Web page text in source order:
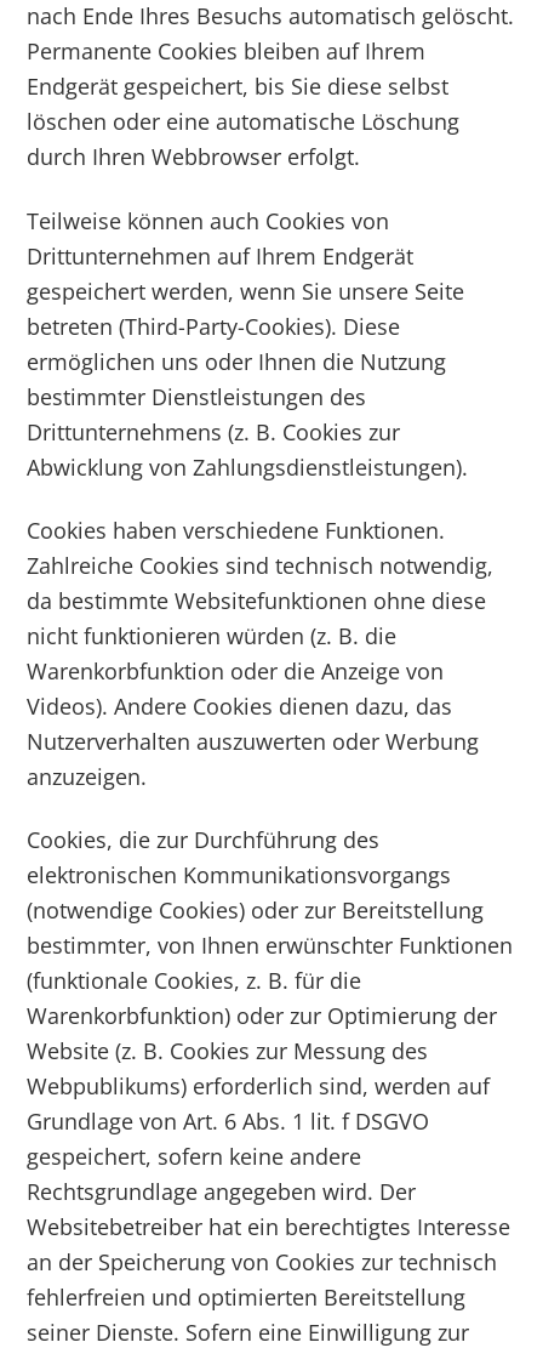
nach Ende Ihres Besuchs automatisch gelöscht.
Permanente Cookies bleiben auf Ihrem
Endgerät gespeichert, bis Sie diese selbst
löschen oder eine automatische Löschung
durch Ihren Webbrowser erfolgt.
Teilweise können auch Cookies von
Drittunternehmen auf Ihrem Endgerät
gespeichert werden, wenn Sie unsere Seite
betreten (Third-Party-Cookies). Diese
ermöglichen uns oder Ihnen die Nutzung
bestimmter Dienstleistungen des
Drittunternehmens (z. B. Cookies zur
Abwicklung von Zahlungsdienstleistungen).
Cookies haben verschiedene Funktionen.
Zahlreiche Cookies sind technisch notwendig,
da bestimmte Websitefunktionen ohne diese
nicht funktionieren würden (z. B. die
Warenkorbfunktion oder die Anzeige von
Videos). Andere Cookies dienen dazu, das
Nutzerverhalten auszuwerten oder Werbung
anzuzeigen.
Cookies, die zur Durchführung des
elektronischen Kommunikationsvorgangs
(notwendige Cookies) oder zur Bereitstellung
bestimmter, von Ihnen erwünschter Funktionen
(funktionale Cookies, z. B. für die
Warenkorbfunktion) oder zur Optimierung der
Website (z. B. Cookies zur Messung des
Webpublikums) erforderlich sind, werden auf
Grundlage von Art. 6 Abs. 1 lit. f DSGVO
gespeichert, sofern keine andere
Rechtsgrundlage angegeben wird. Der
Websitebetreiber hat ein berechtigtes Interesse
an der Speicherung von Cookies zur technisch
fehlerfreien und optimierten Bereitstellung
seiner Dienste. Sofern eine Einwilligung zur